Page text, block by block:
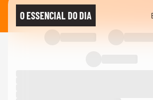
O ESSENCIAL DO DIA